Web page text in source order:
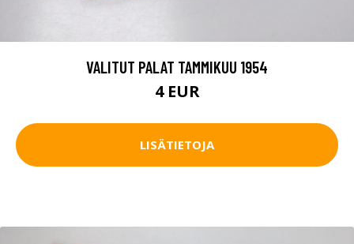
VALITUT PALAT TAMMIKUU 1954
4 EUR
LISÄTIETOJA